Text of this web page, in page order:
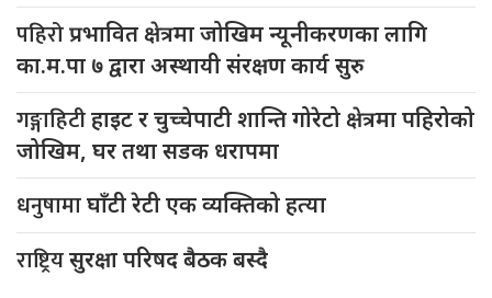
पहिरोप्रभावित क्षेत्रमा जोखिम न्यूनीकरणका लागि
का.म.पा ७ द्वारा अस्थायी संरक्षण कार्य सुरु
गङ्गाहिटीहाइट र चुच्चेपाटी शान्ति गोरेटो क्षेत्रमा पहिरोको
जोखिम, घर तथा सडक धरापमा
धनुषामाघाँटी रेटी एक व्यक्तिको हत्या
राष्ट्रियसुरक्षा परिषद बैठक बस्दै